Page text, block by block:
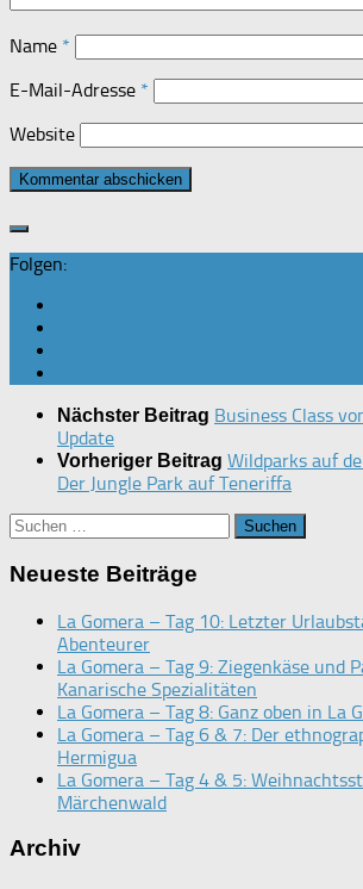
Name *
E-Mail-Adresse *
Website
Folgen:
Nächster Beitrag Business Class
Update
Vorheriger Beitrag Wildparks auf
Der Jungle Park auf Teneriffa
Suchen
Neueste Beiträge
La Gomera – Tag 10: Letzter
Abenteurer
La Gomera – Tag 9: Ziegenkäse und
Kanarische Spezialitäten
La Gomera – Tag 8: Ganz oben in La
La Gomera – Tag 6 & 7: Der
Hermigua
La Gomera – Tag 4 & 5:
Märchenwald
Archiv